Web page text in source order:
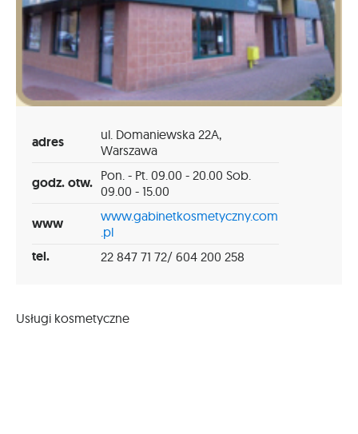
adres
ul. Domaniewska 22A,
Warszawa
godz. otw. Pon. - Pt. 09.00 - 20.00 Sob.
09.00 - 15.00
www
www.gabinetkosmetyczny.com
.pl
tel. 22 847 71 72/ 604 200 258
Usługi kosmetyczne